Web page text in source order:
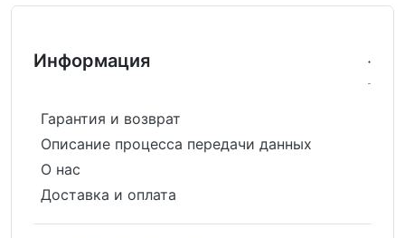
Информация
Гарантия и возврат
Описание процесса передачи данных
О нас
Доставка и оплата